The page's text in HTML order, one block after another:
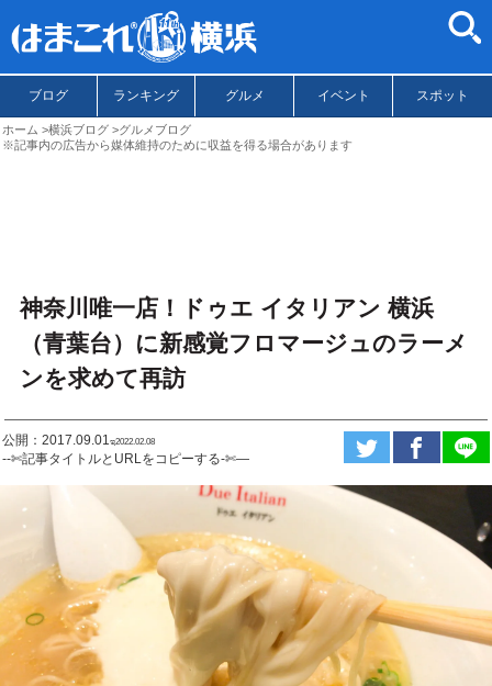
ブログ ランキング グルメ イベント スポット
ホーム 横浜ブログ
グルメブログ
※記事内の広告から媒体維持のために収益を得る場合があります
神奈川唯一店！ドゥエ イタリアン 横浜
（青葉台）に新感覚フロマージュのラーメ
ンを求めて再訪
公開：2017.09.01ಇ2022.02.08
--✄記事タイトルとURLをコピーする-✄—